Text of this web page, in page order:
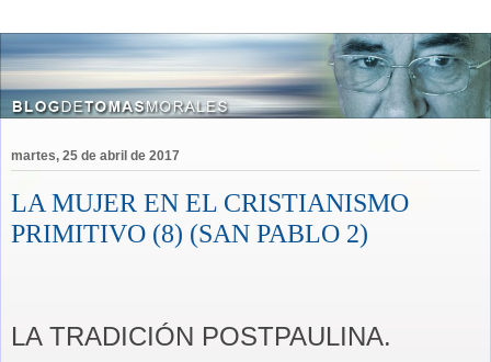
martes, 25 de abril de 2017
LA MUJER EN EL CRISTIANISMO
PRIMITIVO (8) (SAN PABLO 2)
LA TRADICIÓN POSTPAULINA.